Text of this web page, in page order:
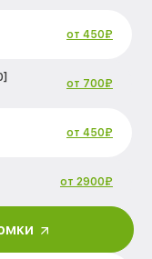
от 450₽
от 700₽
от 450₽
от 2900₽